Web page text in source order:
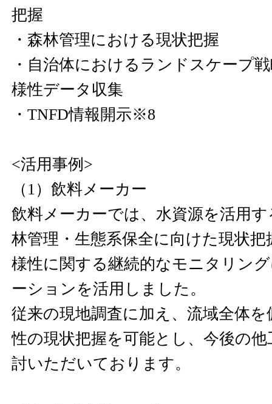
把握
・森林管理における現状把握
・自治体におけるランドスケープ
様性データ収集
・TNFD情報開示※8
<活用事例>
（1）飲料メーカー
飲料メーカーでは、水資源を活用
林管理・生態系保全に向けた現状
様性に関する継続的なモニタリン
ーションを活用しました。
従来の現地調査に加え、流域全体
性の現状把握を可能とし、今後の
討いただいております。